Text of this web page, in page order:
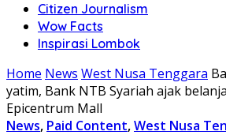
Citizen Journalism
Wow Facts
Inspirasi Lombok
Home News West Nusa Tenggara
yatim, Bank NTB Syariah ajak
Epicentrum Mall
News, Paid Content,West Nusa